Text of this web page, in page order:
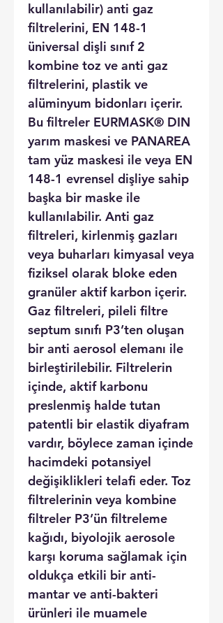
kullanılabilir) anti gaz
filtrelerini, EN 148-1
üniversal dişli sınıf 2
kombine toz ve anti gaz
filtrelerini, plastik ve
alüminyum bidonları içerir.
Bu filtreler EURMASK® DIN
yarım maskesi ve PANAREA
tam yüz maskesi ile veya EN
148-1 evrensel dişliye sahip
başka bir maske ile
kullanılabilir. Anti gaz
filtreleri, kirlenmiş gazları
veya buharları kimyasal veya
fiziksel olarak bloke eden
granüler aktif karbon içerir.
Gaz filtreleri, pileli filtre
septum sınıfı P3’ten oluşan
bir anti aerosol elemanı ile
birleştirilebilir. Filtrelerin
içinde, aktif karbonu
preslenmiş halde tutan
patentli bir elastik diyafram
vardır, böylece zaman içinde
hacimdeki potansiyel
değişiklikleri telafi eder. Toz
filtrelerinin veya kombine
filtreler P3’ün filtreleme
kağıdı, biyolojik aerosole
karşı koruma sağlamak için
oldukça etkili bir anti-
mantar ve anti-bakteri
ürünleri ile muamele